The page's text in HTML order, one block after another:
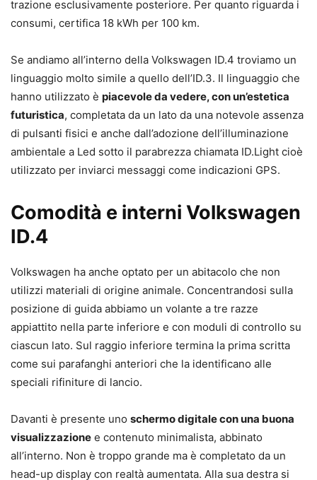
trazione esclusivamente posteriore. Per quanto riguarda i
consumi, certifica 18 kWh per 100 km.
Se andiamo all’interno della Volkswagen ID.4 troviamo un
linguaggio molto simile a quello dell’ID.3. Il linguaggio che
hanno utilizzato è piacevole da vedere, con un’estetica
futuristica, completata da un lato da una notevole assenza
di pulsanti fisici e anche dall’adozione dell’illuminazione
ambientale a Led sotto il parabrezza chiamata ID.Light cioè
utilizzato per inviarci messaggi come indicazioni GPS.
Comodità e interni Volkswagen
ID.4
Volkswagen ha anche optato per un abitacolo che non
utilizzi materiali di origine animale. Concentrandosi sulla
posizione di guida abbiamo un volante a tre razze
appiattito nella parte inferiore e con moduli di controllo su
ciascun lato. Sul raggio inferiore termina la prima scritta
come sui parafanghi anteriori che la identificano alle
speciali rifiniture di lancio.
Davanti è presente uno schermo digitale con una buona
visualizzazione e contenuto minimalista, abbinato
all’interno. Non è troppo grande ma è completato da un
head-up display con realtà aumentata. Alla sua destra si